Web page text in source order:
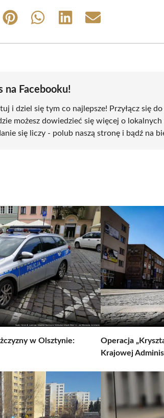
Share
Share
Share
Share
na Facebooku!
i dziel się tym co najlepsze! Przyłącz się do
możesz dowiedzieć się więcej o
się liczy - polub naszą stronę i bądź na
w Olsztynie:
Operacja
Krajowej